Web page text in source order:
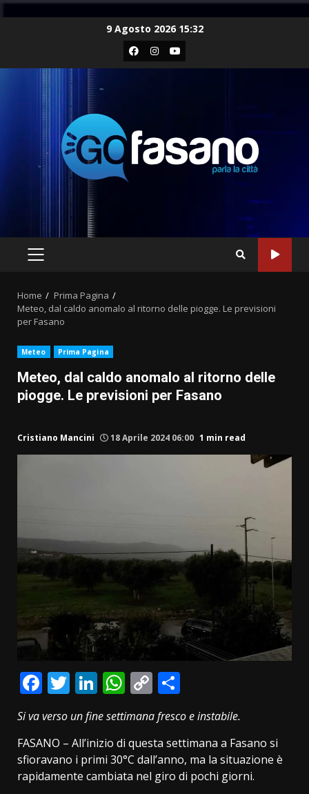
9 Agosto 2026 15:32
Facebook
Instagram
Youtube
PRIMARY
Home
Prima Pagina
Meteo, dal caldo anomalo al ritorno delle piogge. Le previsioni
per Fasano
Meteo Prima Pagina
Meteo, dal caldo anomalo al ritorno delle
piogge. Le previsioni per Fasano
Cristiano Mancini 18 Aprile 2024 06:00 1 min read
Facebook
Twitter
LinkedIn
WhatsApp
Copy
Link
Si va verso un fine settimana fresco e instabile.
FASANO – All’inizio di questa settimana a Fasano si
sfioravano i primi 30°C dall’anno, ma la situazione è
rapidamente cambiata nel giro di pochi giorni.